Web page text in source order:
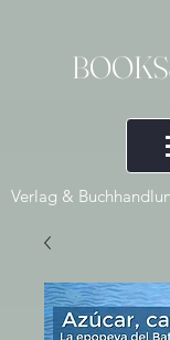
Verlag &